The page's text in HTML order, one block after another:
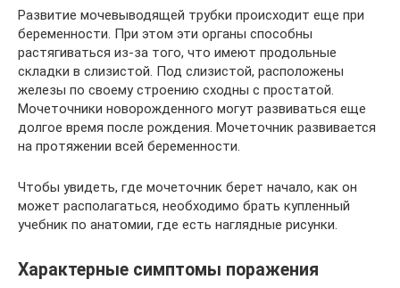
Развитие мочевыводящей трубки происходит еще при
беременности. При этом эти органы способны
растягиваться из-за того, что имеют продольные
складки в слизистой. Под слизистой, расположены
железы по своему строению сходны с простатой.
Мочеточники новорожденного могут развиваться еще
долгое время после рождения. Мочеточник развивается
на протяжении всей беременности.
Чтобы увидеть, где мочеточник берет начало, как он
может располагаться, необходимо брать купленный
учебник по анатомии, где есть наглядные рисунки.
Характерные симптомы поражения